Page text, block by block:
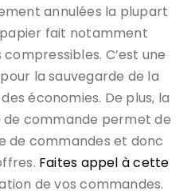
annulées la plupart
fait notamment
C’est une
la sauvegarde de la
économies. De plus, la
de commande permet de
de commandes et donc
Faites appel à cette
de vos commandes.